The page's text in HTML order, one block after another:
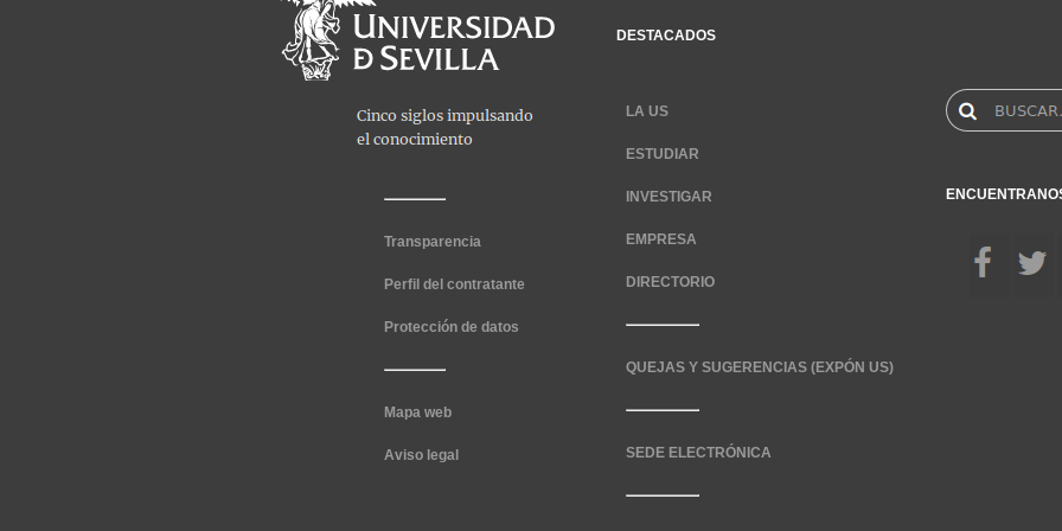
Transparencia
Perfil del contratante
Protección de datos
Mapa web
Aviso legal
DESTACADOS
LA US
ESTUDIAR
INVESTIGAR
EMPRESA
DIRECTORIO
QUEJAS Y SUGERENCIAS (EXPÓN US)
SEDE ELECTRÓNICA